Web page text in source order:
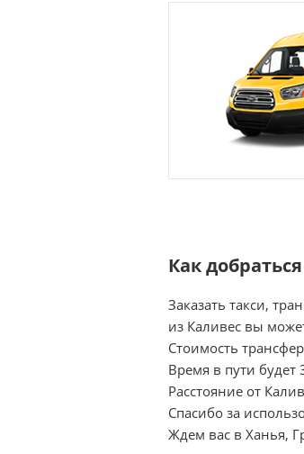
Как
Заказать такси,
из Каливес вы
Стоимость
Время в пути будет
Расстояние от
Спасибо за
Ждем вас в Ханья,